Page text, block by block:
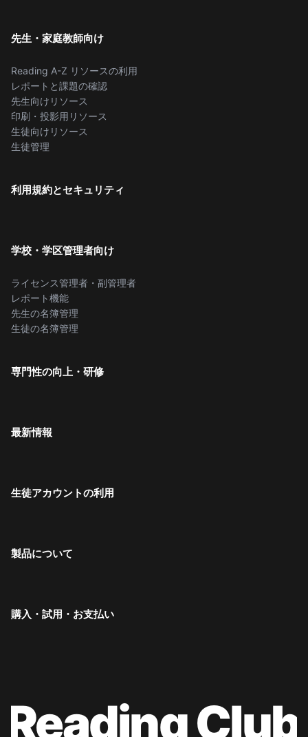
先生・家庭教師向け
Reading A-Z リソースの利用
レポートと課題の確認
先生向けリソース
印刷・投影用リソース
生徒向けリソース
生徒管理
利用規約とセキュリティ
学校・学区管理者向け
ライセンス管理者・副管理者
レポート機能
先生の名簿管理
生徒の名簿管理
専門性の向上・研修
最新情報
生徒アカウントの利用
製品について
購入・試用・お支払い
Reading Club